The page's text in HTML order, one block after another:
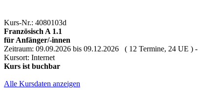
Kurs-Nr.: 4080103d
Französisch A 1.1
für Anfänger/-innen
Zeitraum: 09.09.2026 bis 09.12.2026 ( 12 Termine, 24 UE ) -
Kursort: Internet
Kurs ist buchbar
Alle Kursdaten anzeigen